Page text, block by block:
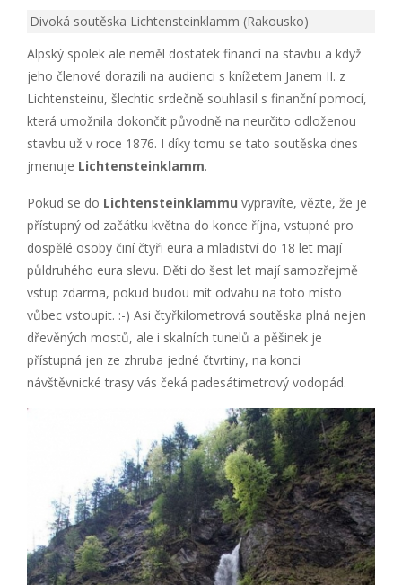
Divoká soutěska Lichtensteinklamm (Rakousko)
Alpský spolek ale neměl dostatek financí na stavbu a když
jeho členové dorazili na audienci s knížetem Janem II. z
Lichtensteinu, šlechtic srdečně souhlasil s finanční pomocí,
která umožnila dokončit původně na neurčito odloženou
stavbu už v roce 1876. I díky tomu se tato soutěska dnes
jmenuje Lichtensteinklamm.
Pokud se do Lichtensteinklammu vypravíte, vězte, že je
přístupný od začátku května do konce října, vstupné pro
dospělé osoby činí čtyři eura a mladiství do 18 let mají
půldruhého eura slevu. Děti do šest let mají samozřejmě
vstup zdarma, pokud budou mít odvahu na toto místo
vůbec vstoupit. :-) Asi čtyřkilometrová soutěska plná nejen
dřevěných mostů, ale i skalních tunelů a pěšinek je
přístupná jen ze zhruba jedné čtvrtiny, na konci
návštěvnické trasy vás čeká padesátimetrový vodopád.